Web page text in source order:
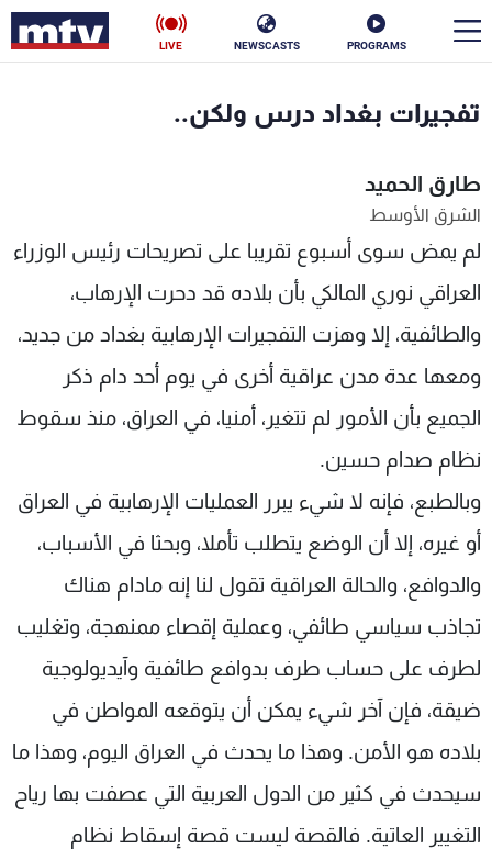
PROGRAMS
NEWSCASTS
LIVE
تفجيرات بغداد درس ولكن..
طارق الحميد
الشرق الأوسط
لم يمض سوى أسبوع تقريبا على تصريحات رئيس الوزراء
العراقي نوري المالكي بأن بلاده قد دحرت الإرهاب،
والطائفية، إلا وهزت التفجيرات الإرهابية بغداد من جديد،
ومعها عدة مدن عراقية أخرى في يوم أحد دام ذكر
الجميع بأن الأمور لم تتغير، أمنيا، في العراق، منذ سقوط
نظام صدام حسين.
وبالطبع، فإنه لا شيء يبرر العمليات الإرهابية في العراق
أو غيره، إلا أن الوضع يتطلب تأملا، وبحثا في الأسباب،
والدوافع، والحالة العراقية تقول لنا إنه مادام هناك
تجاذب سياسي طائفي، وعملية إقصاء ممنهجة، وتغليب
لطرف على حساب طرف بدوافع طائفية وآيديولوجية
ضيقة، فإن آخر شيء يمكن أن يتوقعه المواطن في
بلاده هو الأمن. وهذا ما يحدث في العراق اليوم، وهذا ما
سيحدث في كثير من الدول العربية التي عصفت بها رياح
التغيير العاتية. فالقصة ليست قصة إسقاط نظام
سياسة
إقتصاد فن
منوعات رياضة
كأس العالم
البرامج
شاهد البرامج
الترددات
عن MTV
الإنـتـاج
لاعلاناتكم
وظائف
تواصل معنا
شروط الإسـتخدام
سياسة الخصوصية